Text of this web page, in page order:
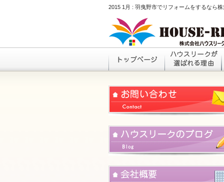
2015 1月 : 羽曳野市でリフォームをするなら